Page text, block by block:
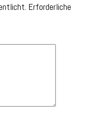
Erforderliche